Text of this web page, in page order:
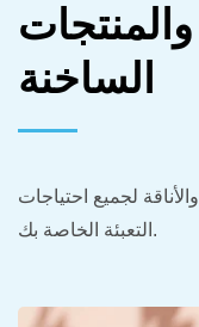
الساخنة
لجميع احتياجات
التعبئة الخاصة بك.